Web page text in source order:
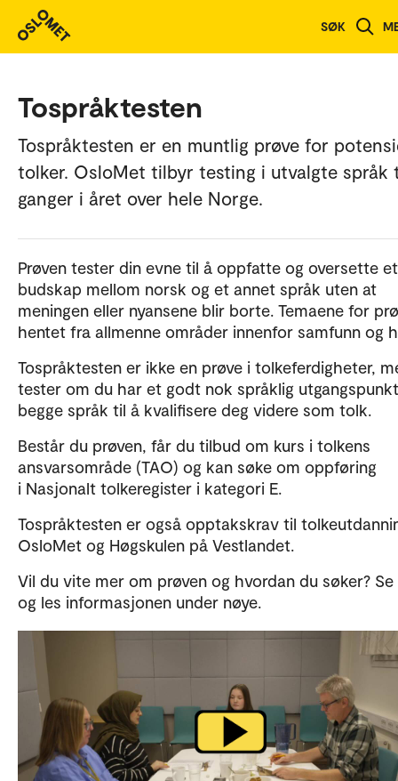
SØK
Tospråktesten
Tospråktesten er en muntlig prøve for
tolker. OsloMet tilbyr testing i utvalgte språk
ganger i året over hele Norge.
Prøven tester din evne til å oppfatte og oversette et
budskap mellom norsk og et annet språk uten at
meningen eller nyansene blir borte. Temaene for
hentet fra allmenne områder innenfor samfunn og
Tospråktesten er ikke en prøve i tolkeferdigheter,
tester om du har et godt nok språklig
begge språk til å kvalifisere deg videre som tolk.
Består du prøven, får du tilbud om kurs i tolkens
ansvarsområde (TAO) og kan søke om oppføring
i Nasjonalt tolkeregister i kategori E.
Tospråktesten er også opptakskrav til
OsloMet og Høgskulen på Vestlandet.
Vil du vite mer om prøven og hvordan du søker?
og les informasjonen under nøye.